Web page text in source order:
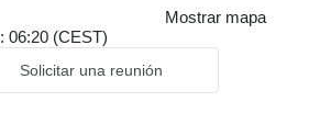
Mostrar mapa
06:20 (CEST)
Solicitar una reunión